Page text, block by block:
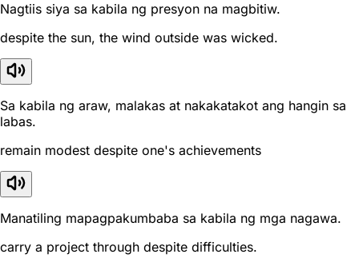
Nagtiis siya sa kabila ng presyon na magbitiw.
despite the sun, the wind outside was wicked.
Sa kabila ng araw, malakas at nakakatakot ang hangin sa
labas.
remain modest despite one's achievements
Manatiling mapagpakumbaba sa kabila ng mga nagawa.
carry a project through despite difficulties.